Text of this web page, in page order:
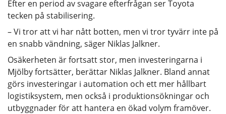
Efter en period av svagare efterfrågan ser Toyota
tecken på stabilisering.
– Vi tror att vi har nått botten, men vi tror tyvärr inte på
en snabb vändning, säger Niklas Jalkner.
Osäkerheten är fortsatt stor, men investeringarna i
Mjölby fortsätter, berättar Niklas Jalkner. Bland annat
görs investeringar i automation och ett mer hållbart
logistiksystem, men också i produktionsökningar och
utbyggnader för att hantera en ökad volym framöver.